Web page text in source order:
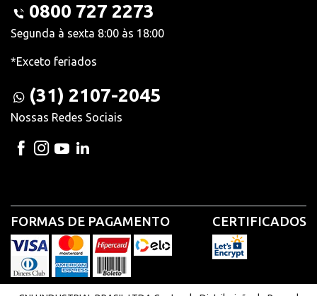
0800 727 2273
Segunda à sexta 8:00 às 18:00
*Exceto feriados
(31) 2107-2045
Nossas Redes Sociais
FORMAS DE PAGAMENTO CERTIFICADOS